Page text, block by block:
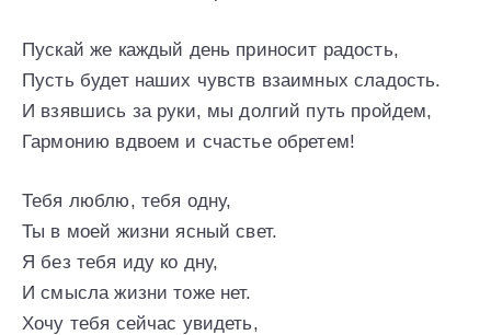
Пускай же каждый день приносит радость,
Пусть будет наших чувств взаимных сладость.
И взявшись за руки, мы долгий путь пройдем,
Гармонию вдвоем и счастье обретем!
Тебя люблю, тебя одну,
Ты в моей жизни ясный свет.
Я без тебя иду ко дну,
И смысла жизни тоже нет.
Хочу тебя сейчас увидеть,